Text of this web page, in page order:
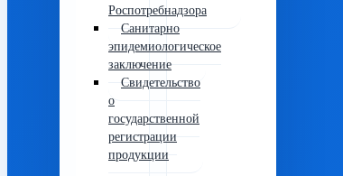
Роспотребнадзора
Санитарно
эпидемиологическое
заключение
Свидетельство
о
государственной
регистрации
продукции